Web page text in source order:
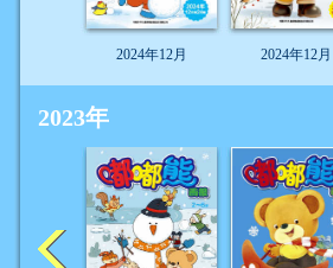
2024年12月 2024年12月
2023年